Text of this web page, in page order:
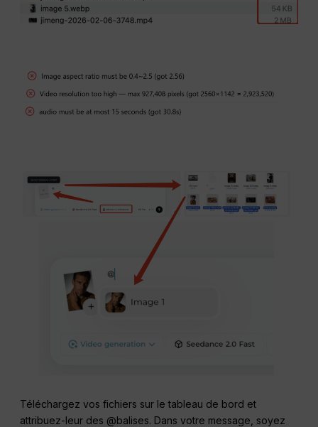
Téléchargez vos fichiers sur le tableau de bord et
attribuez-leur des @balises. Dans votre message, soyez